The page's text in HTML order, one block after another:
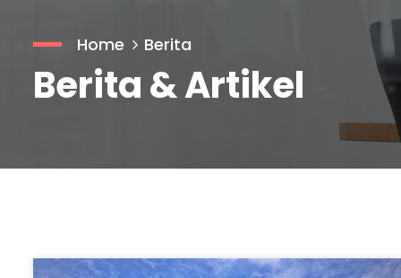
Home Berita
Berita & Artikel